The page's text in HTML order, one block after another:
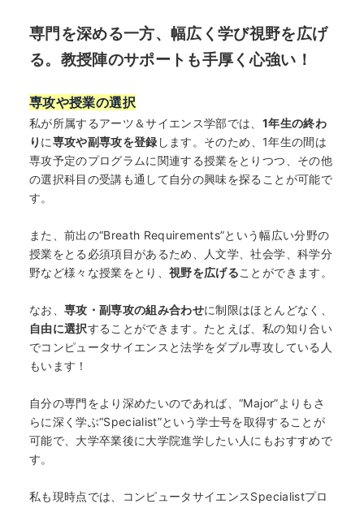
なぜ海外進学か？
専門を深める一方、幅広く学び視野を広げ
る。教授陣のサポートも手厚く心強い！
専攻や授業の選択
私が所属するアーツ＆サイエンス学部では、 1年生の終わ
り に専攻や副専攻を登録 します。そのため、1年生の間は
専攻予定のプログラムに関連する授業をとりつつ、その他
の選択科目の受講も通して自分の興味を探ることが可能で
す。
また、前出の“Breath Requirements”という幅広い分野の
授業をとる必須項目があるため、人文学、社会学、科学分
野など様々な授業をとり、視野を広げることができます。
なお、 専攻・副専攻の組み合わせに制限はほとんどなく、
自由に選択することができます。たとえば、私の知り合い
でコンピュータサイエンスと法学をダブル専攻している人
もいます！
自分の専門をより深めたいのであれば、“Major”よりもさ
らに深く学ぶ“Specialist”という学士号を取得することが
可能で、大学卒業後に大学院進学したい人にもおすすめで
す。
私も現時点では、コンピュータサイエンスSpecialistプロ